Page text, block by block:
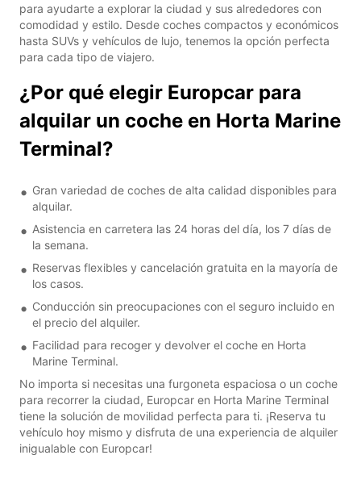
para ayudarte a explorar la ciudad y sus alrededores con
comodidad y estilo. Desde coches compactos y económicos
hasta SUVs y vehículos de lujo, tenemos la opción perfecta
para cada tipo de viajero.
¿Por qué elegir Europcar para
alquilar un coche en Horta Marine
Terminal?
Gran variedad de coches de alta calidad disponibles para
alquilar.
Asistencia en carretera las 24 horas del día, los 7 días de
la semana.
Reservas flexibles y cancelación gratuita en la mayoría de
los casos.
Conducción sin preocupaciones con el seguro incluido en
el precio del alquiler.
Facilidad para recoger y devolver el coche en Horta
Marine Terminal.
No importa si necesitas una furgoneta espaciosa o un coche
para recorrer la ciudad, Europcar en Horta Marine Terminal
tiene la solución de movilidad perfecta para ti. ¡Reserva tu
vehículo hoy mismo y disfruta de una experiencia de alquiler
inigualable con Europcar!